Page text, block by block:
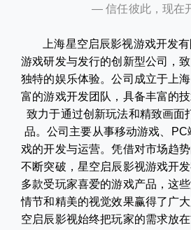
— 信任彼此，现在
上海星空启辰影视游戏开发
游戏研发与发行的创新型公司，
独特的娱乐体验。公司成立于上
富的游戏开发团队，具备丰富的
致力于通过创新玩法和精致画面
品。公司主要从事移动游戏、
戏的开发与运营。凭借对市场趋
不断突破，星空启辰影视游戏开
多款受玩家喜爱的游戏产品，这
情节和精美的视觉效果赢得了广
空启辰影视始终把玩家的需求放